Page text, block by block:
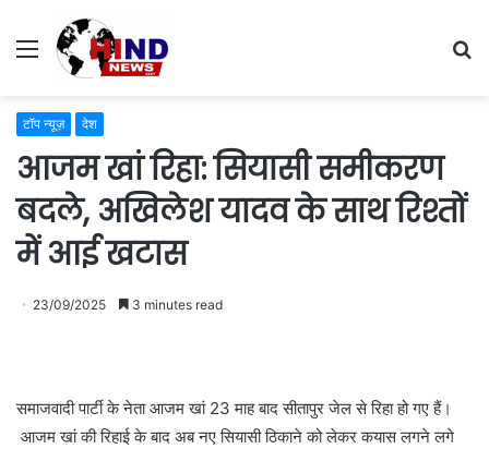
Menu
टॉप न्यूज़ देश
आजम खां रिहा: सियासी समीकरण
बदले, अखिलेश यादव के साथ रिश्तों
में आई खटास
23/09/2025 3 minutes read
समाजवादी पार्टी के नेता आजम खां 23 माह बाद सीतापुर जेल से रिहा हो गए हैं।
आजम खां की रिहाई के बाद अब नए सियासी ठिकाने को लेकर कयास लगने लगे